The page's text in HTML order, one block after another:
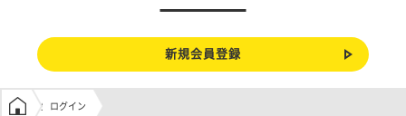
新規会員登録
学生の窓口トップ
ログイン